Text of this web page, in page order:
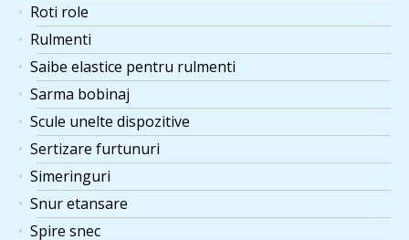
Roti role
Rulmenti
Saibe elastice pentru rulmenti
Sarma bobinaj
Scule unelte dispozitive
Sertizare furtunuri
Simeringuri
Snur etansare
Spire snec